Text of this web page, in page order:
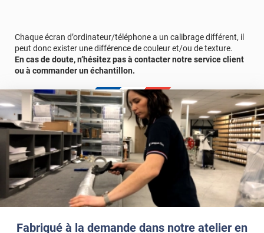
Fabriqué à la demande dans notre atelier en
Pour une pose optimale, il est recommandé de nettoyer
soigneusement la surface de la paroi vitrée avant l'application du
film, afin d'assurer une adhérence optimale et d'éviter la
Le terme "laize" est équivalent à la hauteur.
Référence produit :PERSOEGGSFV
Chaque écran d’ordinateur/téléphone a un calibrage différent, il
peut donc exister une différence de couleur et/ou de texture.
En cas de doute, n’hésitez pas à contacter notre service client
ou à commander un échantillon.